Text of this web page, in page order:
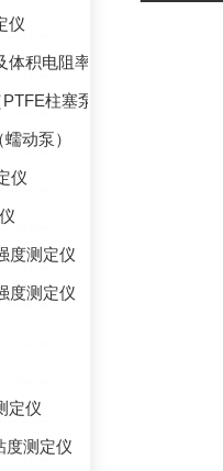
仪
积电阻率测定仪
柱塞泵）
动泵）
仪
度测定仪
度测定仪
定仪
度测定仪